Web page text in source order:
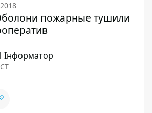
пожарные тушили
Інформатор